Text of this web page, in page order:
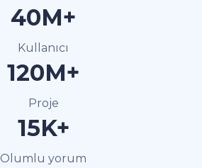
40M+
Kullanıcı
120M+
Proje
15K+
Olumlu yorum